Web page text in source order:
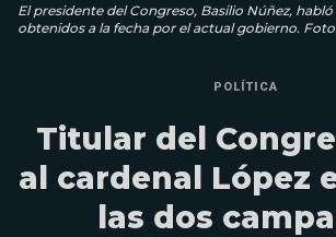
El presidente del Congreso, Basilio Núñez,
obtenidos a la fecha por el actual gobierno.
POLÍTICA
Titular del
al cardenal López
las dos